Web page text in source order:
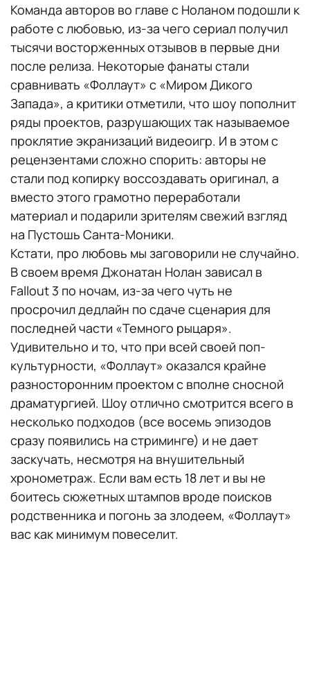
Команда авторов во главе с Ноланом подошли к
работе с любовью, из-за чего сериал получил
тысячи восторженных отзывов в первые дни
после релиза. Некоторые фанаты стали
сравнивать «Фоллаут» с «Миром Дикого
Запада», а критики отметили, что шоу пополнит
ряды проектов, разрушающих так называемое
проклятие экранизаций видеоигр. И в этом с
рецензентами сложно спорить: авторы не
стали под копирку воссоздавать оригинал, а
вместо этого грамотно переработали
материал и подарили зрителям свежий взгляд
на Пустошь Санта-Моники.
Кстати, про любовь мы заговорили не случайно.
В своем время Джонатан Нолан зависал в
Fallout 3 по ночам, из-за чего чуть не
просрочил дедлайн по сдаче сценария для
последней части «Темного рыцаря».
Удивительно и то, что при всей своей поп-
культурности, «Фоллаут» оказался крайне
разносторонним проектом с вполне сносной
драматургией. Шоу отлично смотрится всего в
несколько подходов (все восемь эпизодов
сразу появились на стриминге) и не дает
заскучать, несмотря на внушительный
хронометраж. Если вам есть 18 лет и вы не
боитесь сюжетных штампов вроде поисков
родственника и погонь за злодеем, «Фоллаут»
вас как минимум повеселит.